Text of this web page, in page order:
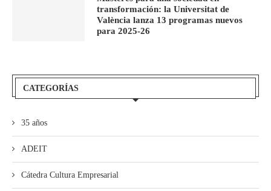
transformación: la Universitat de
València lanza 13 programas nuevos
para 2025-26
CATEGORÍAS
35 años
ADEIT
Cátedra Cultura Empresarial